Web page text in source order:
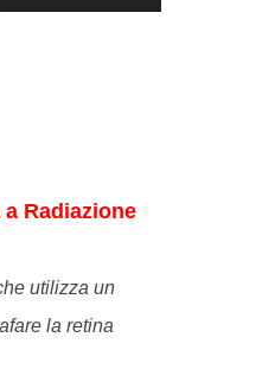
Radiazione
utilizza un
la retina